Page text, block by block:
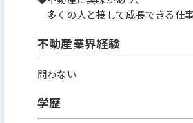
多くの人と接して成長できる仕
不動産業界経験
問わない
学歴